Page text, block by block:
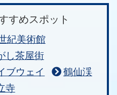
すめスポット
紀美術館
し茶屋街
ブウェイ
鶴仙渓
寺